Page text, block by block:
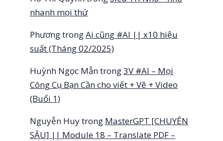
nhanh mọi thứ
PhươngtrongAi cũng #AI || x10 hiệu
suất (Tháng 02/2025)
Huỳnh Ngọc Mẫntrong3V #AI – Mọi
Công Cụ Bạn Cần cho viết + Vẽ + Video
(Buổi 1)
Nguyễn Huytrong MasterGPT [CHUYÊN
SÂU] || Module 18 – Translate PDF –